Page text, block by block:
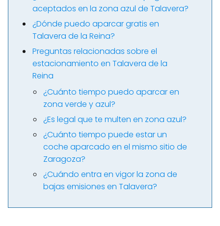
aceptados en la zona azul de Talavera?
¿Dónde puedo aparcar gratis en
Talavera de la Reina?
Preguntas relacionadas sobre el
estacionamiento en Talavera de la
Reina
¿Cuánto tiempo puedo aparcar en
zona verde y azul?
¿Es legal que te multen en zona azul?
¿Cuánto tiempo puede estar un
coche aparcado en el mismo sitio de
Zaragoza?
¿Cuándo entra en vigor la zona de
bajas emisiones en Talavera?